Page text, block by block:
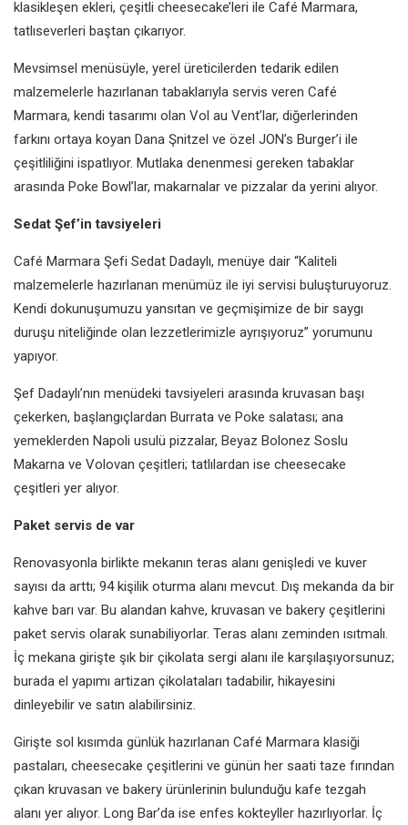
klasikleşen ekleri, çeşitli cheesecake’leri ile Café Marmara,
tatlıseverleri baştan çıkarıyor.
Mevsimsel menüsüyle, yerel üreticilerden tedarik edilen
malzemelerle hazırlanan tabaklarıyla servis veren Café
Marmara, kendi tasarımı olan Vol au Vent’lar, diğerlerinden
farkını ortaya koyan Dana Şnitzel ve özel JON’s Burger’i ile
çeşitliliğini ispatlıyor. Mutlaka denenmesi gereken tabaklar
arasında Poke Bowl’lar, makarnalar ve pizzalar da yerini alıyor.
Sedat Şef’in tavsiyeleri
Café Marmara Şefi Sedat Dadaylı, menüye dair “Kaliteli
malzemelerle hazırlanan menümüz ile iyi servisi buluşturuyoruz.
Kendi dokunuşumuzu yansıtan ve geçmişimize de bir saygı
duruşu niteliğinde olan lezzetlerimizle ayrışıyoruz” yorumunu
yapıyor.
Şef Dadaylı’nın menüdeki tavsiyeleri arasında kruvasan başı
çekerken, başlangıçlardan Burrata ve Poke salatası; ana
yemeklerden Napoli usulü pizzalar, Beyaz Bolonez Soslu
Makarna ve Volovan çeşitleri; tatlılardan ise cheesecake
çeşitleri yer alıyor.
Paket servis de var
Renovasyonla birlikte mekanın teras alanı genişledi ve kuver
sayısı da arttı; 94 kişilik oturma alanı mevcut. Dış mekanda da bir
kahve barı var. Bu alandan kahve, kruvasan ve bakery çeşitlerini
paket servis olarak sunabiliyorlar. Teras alanı zeminden ısıtmalı.
İç mekana girişte şık bir çikolata sergi alanı ile karşılaşıyorsunuz;
burada el yapımı artizan çikolataları tadabilir, hikayesini
dinleyebilir ve satın alabilirsiniz.
Girişte sol kısımda günlük hazırlanan Café Marmara klasiği
pastaları, cheesecake çeşitlerini ve günün her saati taze fırından
çıkan kruvasan ve bakery ürünlerinin bulunduğu kafe tezgah
alanı yer alıyor. Long Bar’da ise enfes kokteyller hazırlıyorlar. İç